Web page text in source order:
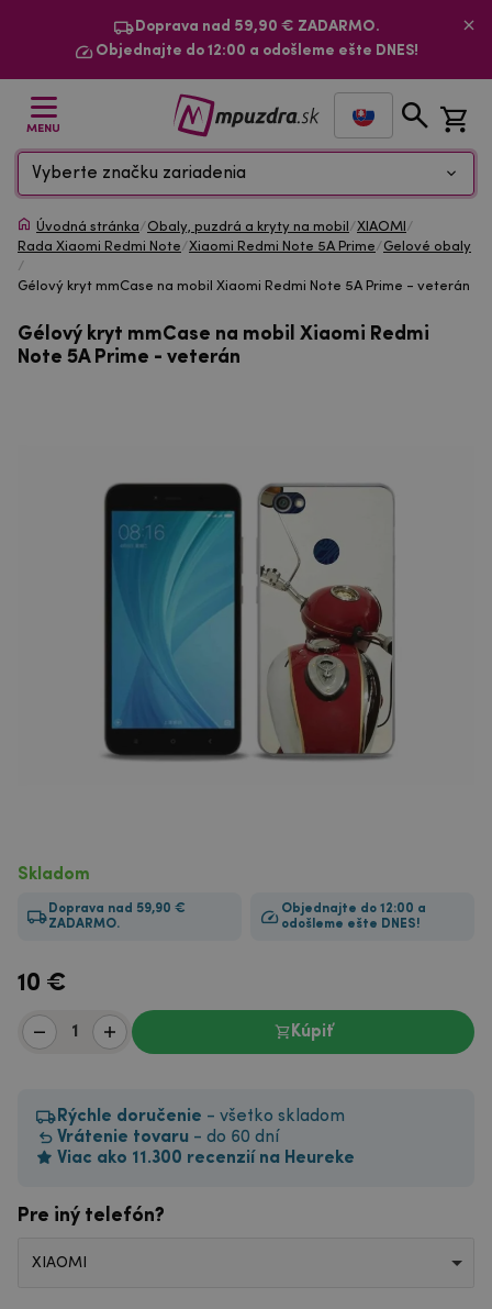
Doprava nad 59,90 € ZADARMO.
Objednajte do 12:00 a odošleme ešte DNES!
MENU
Vyberte značku zariadenia
Úvodná stránka/Obaly, puzdrá a kryty na mobil /XIAOMI /
Rada Xiaomi Redmi Note/Xiaomi Redmi Note 5A Prime/Gelové obaly
/
Gélový kryt mmCase na mobil Xiaomi Redmi Note 5A Prime - veterán
Gélový kryt mmCase na mobil Xiaomi Redmi
Note 5A Prime - veterán
Skladom
Doprava nad 59,90 €
ZADARMO.
Objednajte do 12:00 a
odošleme ešte DNES!
10 €
Kúpiť
Rýchle doručenie - všetko skladom
Vrátenie tovaru - do 60 dní
Viac ako 11.300 recenzií na Heureke
Pre iný telefón?
XIAOMI